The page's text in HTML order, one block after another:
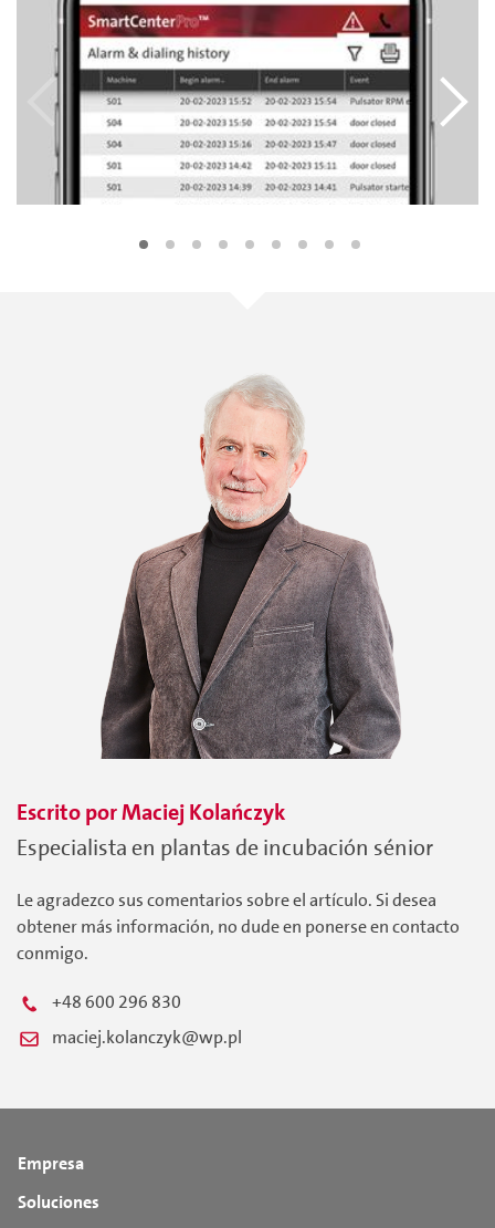
Escrito porMaciejKolańczyk
Especialista en plantas de incubación sénior
Le agradezco sus comentarios sobre el artículo. Si desea
obtener más información, no dude en ponerse en contacto
conmigo.
+48 600 296 830
maciej.kolanczyk@wp.pl
Empresa
Soluciones